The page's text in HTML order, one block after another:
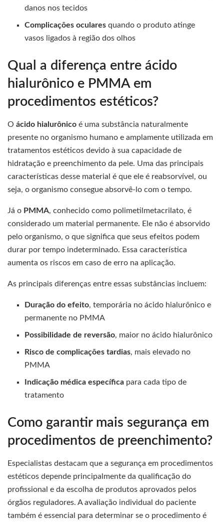
danos nos tecidos
Complicações oculares quando o produto atinge
vasos ligados à região dos olhos
Qual a diferença entre ácido
hialurônico e PMMA em
procedimentos estéticos?
O ácido hialurônico é uma substância naturalmente
presente no organismo humano e amplamente utilizada em
tratamentos estéticos devido à sua capacidade de
hidratação e preenchimento da pele. Uma das principais
características desse material é que ele é reabsorvível, ou
seja, o organismo consegue absorvê-lo com o tempo.
Já o PMMA, conhecido como polimetilmetacrilato, é
considerado um material permanente. Ele não é absorvido
pelo organismo, o que significa que seus efeitos podem
durar por tempo indeterminado. Essa característica
aumenta os riscos em caso de erro na aplicação.
As principais diferenças entre essas substâncias incluem:
Duração do efeito, temporária no ácido hialurônico e
permanente no PMMA
Possibilidade de reversão, maior no ácido hialurônico
Risco de complicações tardias, mais elevado no
PMMA
Indicação médica específica para cada tipo de
tratamento
Como garantir mais segurança em
procedimentos de preenchimento?
Especialistas destacam que a segurança em procedimentos
estéticos depende principalmente da qualificação do
profissional e da escolha de produtos aprovados pelos
órgãos reguladores. A avaliação individual do paciente
também é essencial para determinar se o procedimento é